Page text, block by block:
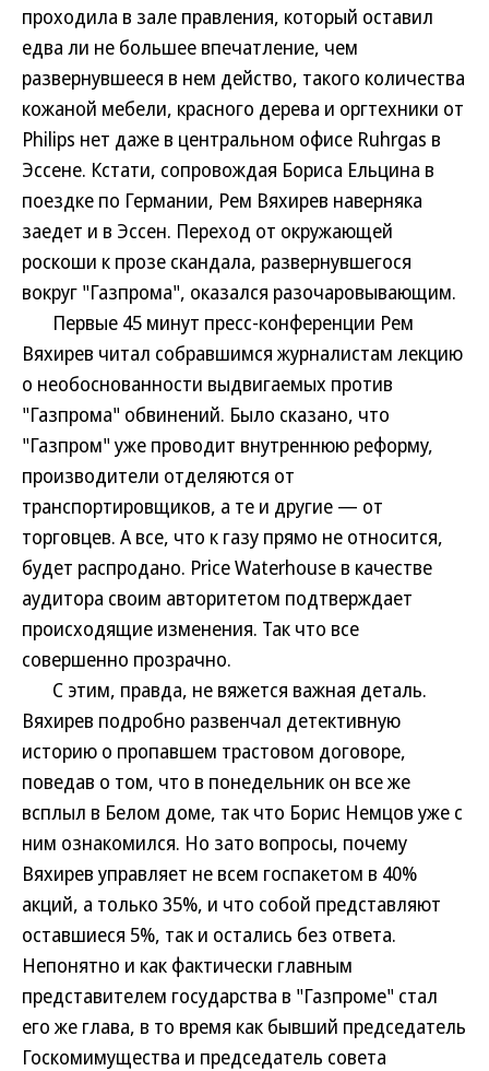
проходила в зале правления, который оставил
едва ли не большее впечатление, чем
развернувшееся в нем действо, такого количества
кожаной мебели, красного дерева и оргтехники от
Philips нет даже в центральном офисе Ruhrgas в
Эссене. Кстати, сопровождая Бориса Ельцина в
поездке по Германии, Рем Вяхирев наверняка
заедет и в Эссен. Переход от окружающей
роскоши к прозе скандала, развернувшегося
вокруг "Газпрома", оказался разочаровывающим.
Первые 45 минут пресс-конференции Рем
Вяхирев читал собравшимся журналистам лекцию
о необоснованности выдвигаемых против
"Газпрома" обвинений. Было сказано, что
"Газпром" уже проводит внутреннюю реформу,
производители отделяются от
транспортировщиков, а те и другие — от
торговцев. А все, что к газу прямо не относится,
будет распродано. Price Waterhouse в качестве
аудитора своим авторитетом подтверждает
происходящие изменения. Так что все
совершенно прозрачно.
С этим, правда, не вяжется важная деталь.
Вяхирев подробно развенчал детективную
историю о пропавшем трастовом договоре,
поведав о том, что в понедельник он все же
всплыл в Белом доме, так что Борис Немцов уже с
ним ознакомился. Но зато вопросы, почему
Вяхирев управляет не всем госпакетом в 40%
акций, а только 35%, и что собой представляют
оставшиеся 5%, так и остались без ответа.
Непонятно и как фактически главным
представителем государства в "Газпроме" стал
его же глава, в то время как бывший председатель
Госкомимущества и председатель совета